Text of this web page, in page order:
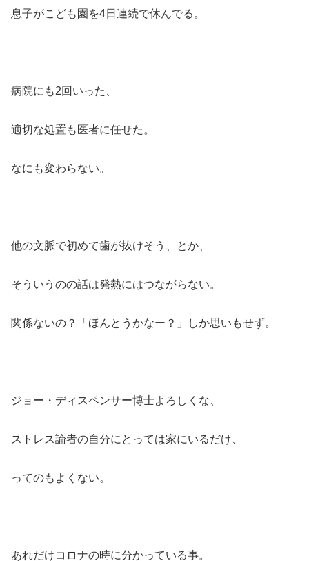
息子がこども園を4日連続で休んでる。
病院にも2回いった、
適切な処置も医者に任せた。
なにも変わらない。
他の文脈で初めて歯が抜けそう、とか、
そういうのの話は発熱にはつながらない。
関係ないの？「ほんとうかなー？」しか思いもせず。
ジョー・ディスペンサー博士よろしくな、
ストレス論者の自分にとっては家にいるだけ、
ってのもよくない。
あれだけコロナの時に分かっている事。